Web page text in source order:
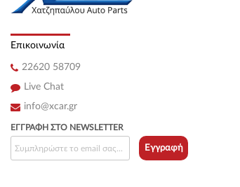
Επικοινωνία
22620 58709
Live Chat
info@xcar.gr
ΕΓΓΡΑΦΉ ΣΤΟ NEWSLETTER
Εγγραφή